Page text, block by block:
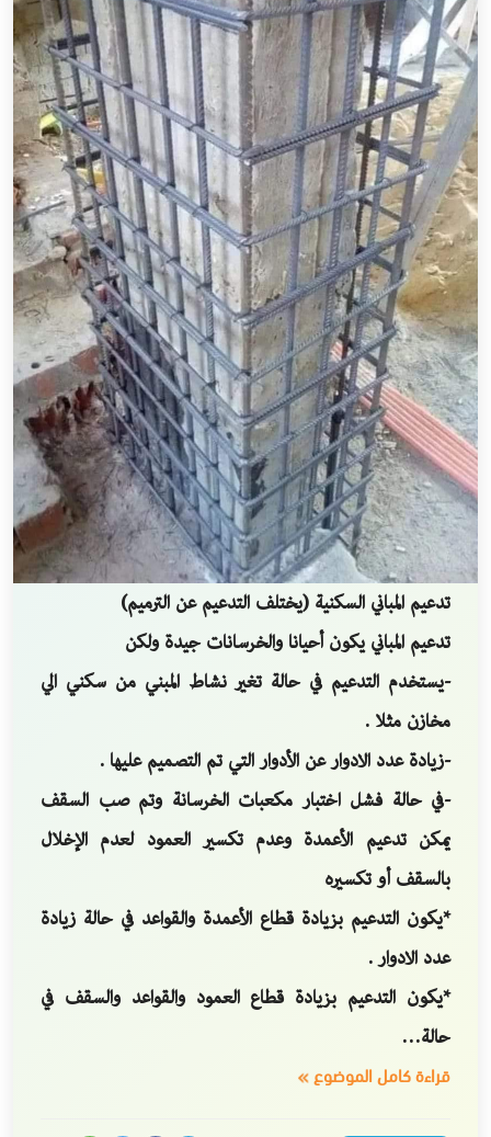
تدعيم المباني السكنية (يختلف التدعيم عن الترميم)
تدعيم المباني يكون أحيانا والخرسانات جيدة ولكن
-يستخدم التدعيم في حالة تغير نشاط المبني من سكني الي
مخازن مثلا .
-زيادة عدد الادوار عن الأدوار التي تم التصميم عليها .
-في حالة فشل اختبار مكعبات الخرسانة وتم صب السقف
يمكن تدعيم الأعمدة وعدم تكسير العمود لعدم الإخلال
بالسقف أو تكسيره
*يكون التدعيم بزيادة قطاع الأعمدة والقواعد في حالة زيادة
عدد الادوار .
*يكون التدعيم بزيادة قطاع العمود والقواعد والسقف في
حالة…
قراءة كامل الموضوع